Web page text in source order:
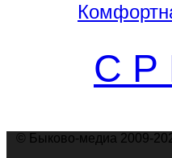
С Р
© Быково-медиа 2009-